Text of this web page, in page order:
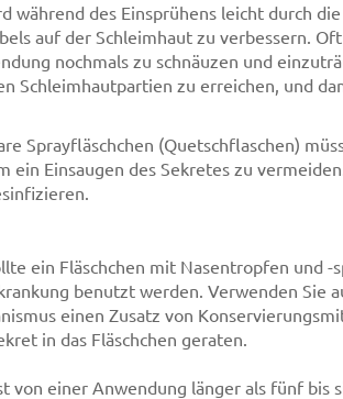
während des Einsprühens leicht durch
auf der Schleimhaut zu verbessern.
nochmals zu schnäuzen und
Schleimhautpartien zu erreichen, und
Sprayfläschchen (Quetschflaschen)
ein Einsaugen des Sekretes zu
ein Fläschchen mit Nasentropfen und
benutzt werden. Verwenden Sie
einen Zusatz von
in das Fläschchen geraten.
von einer Anwendung länger als fünf bis